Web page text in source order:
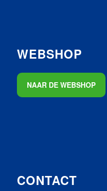
WEBSHOP
NAAR DE WEBSHOP
CONTACT